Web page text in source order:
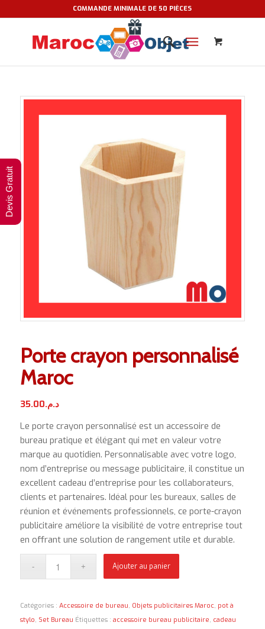
COMMANDE MINIMALE DE 50 PIÈCES
Porte crayon personnalisé
Maroc
د.م.35.00
Le porte crayon personnalisé est un accessoire de
bureau pratique et élégant qui met en valeur votre
marque au quotidien. Personnalisable avec votre logo,
nom d’entreprise ou message publicitaire, il constitue un
excellent cadeau d’entreprise pour les collaborateurs,
clients et partenaires. Idéal pour les bureaux, salles de
réunion et événements professionnels, ce porte-crayon
publicitaire améliore la visibilité de votre entreprise tout
en offrant une solution de rangement utile et durable.
Ajouter au panier
Catégories : Accessoire de bureau, Objets publicitaires Maroc, pot à
stylo, Set Bureau Étiquettes : accessoire bureau publicitaire, cadeau
Devis Gratuit